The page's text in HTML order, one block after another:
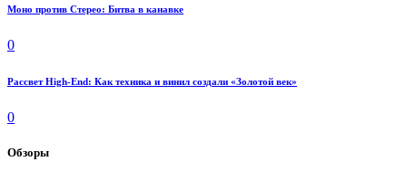
Моно против Стерео: Битва в канавке
0
Рассвет High-End: Как техника и винил создали «Золотой век»
0
Обзоры